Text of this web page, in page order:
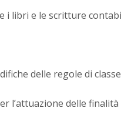
i libri e le scritture
delle regole di
l’attuazione delle